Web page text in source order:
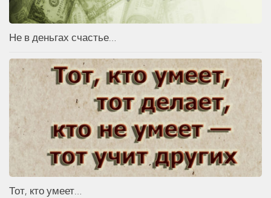
Не в деньгах счастье…
Тот, кто умеет…